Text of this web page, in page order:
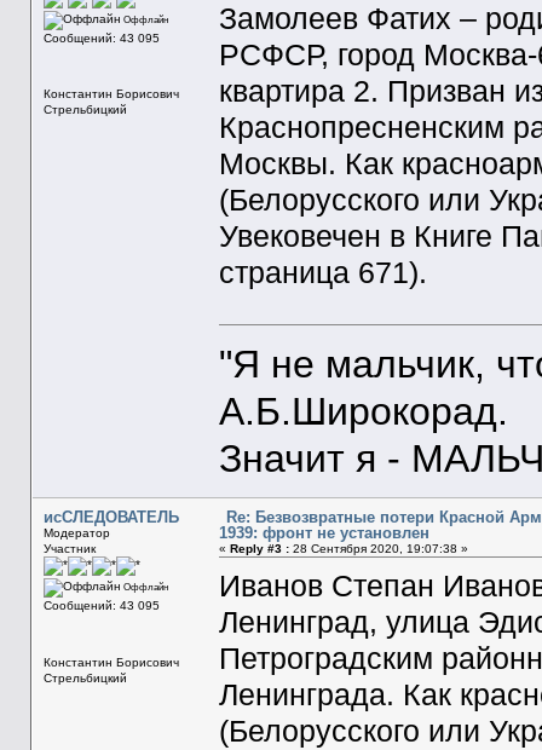
Оффлайн
Сообщений: 43 095
Константин Борисович
Стрельбицкий
Замолеев Фатих –
РСФСР, город
квартира 2. Призван
Краснопресненским
Москвы. Как
(Белорусского или
Увековечен в Книге
страница 671).
"Я не мальчик,
А.Б.Широкорад.
Значит я -
исСЛЕДОВАТЕЛЬ
Модератор
Участник
Оффлайн
Сообщений: 43 095
Константин Борисович
Стрельбицкий
Re: Безвозвратные потери Красной
1939: фронт не установлен
« Reply #3 :28 Сентября 2020, 19:07:38 »
Иванов Степан
Ленинград, улица
Петроградским
Ленинграда. Как
(Белорусского или